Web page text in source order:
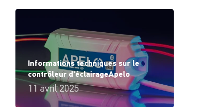
Informations techniques sur le
contrôleur d'éclairageApelo
11 avril 2025